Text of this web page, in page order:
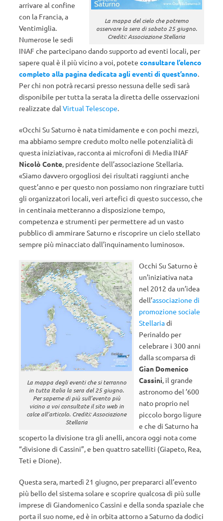
La mappa del cielo che potremo
osservare la sera di sabato 25 giugno.
Crediti: Associazione Stellaria
arrivare al confine
con la Francia, a
Ventimiglia.
Numerose le sedi
INAF che partecipano dando supporto ad eventi locali, per
sapere qual è il più vicino a voi, potete consultare l’elenco
completo alla pagina dedicata agli eventi di quest’anno.
Per chi non potrà recarsi presso nessuna delle sedi sarà
disponibile per tutta la serata la diretta delle osservazioni
realizzate dal Virtual Telescope.
«Occhi Su Saturno è nata timidamente e con pochi mezzi,
ma abbiamo sempre creduto molto nelle potenzialità di
questa iniziativa», racconta ai microfoni di Media INAF
Nicolò Conte, presidente dell’associazione Stellaria.
«Siamo davvero orgogliosi dei risultati raggiunti anche
quest’anno e per questo non possiamo non ringraziare tutti
gli organizzatori locali, veri artefici di questo successo, che
in centinaia metteranno a disposizione tempo,
competenza e strumenti per permettere ad un vasto
pubblico di ammirare Saturno e riscoprire un cielo stellato
sempre più minacciato dall’inquinamento luminoso».
La mappa degli eventi che si terranno
in tutta Italia la sera del 25 giugno.
Per saperne di più sull’evento più
vicino a voi consultate il sito web in
calce all’articolo. Crediti: Associazione
Stellaria
Occhi Su Saturno è
un’iniziativa nata
nel 2012 da un’idea
dell’associazione di
promozione sociale
Stellariadi
Perinaldo per
celebrare i 300 anni
dalla scomparsa di
Gian Domenico
Cassini, il grande
astronomo del ’600
nato proprio nel
piccolo borgo ligure
e che di Saturno ha
scoperto la divisione tra gli anelli, ancora oggi nota come
“divisione di Cassini”, e ben quattro satelliti (Giapeto, Rea,
Teti e Dione).
Questa sera, martedì 21 giugno, per prepararci all’evento
più bello del sistema solare e scoprire qualcosa di più sulle
imprese di Giandomenico Cassini e della sonda spaziale che
porta il suo nome, ed è in orbita attorno a Saturno da dodici